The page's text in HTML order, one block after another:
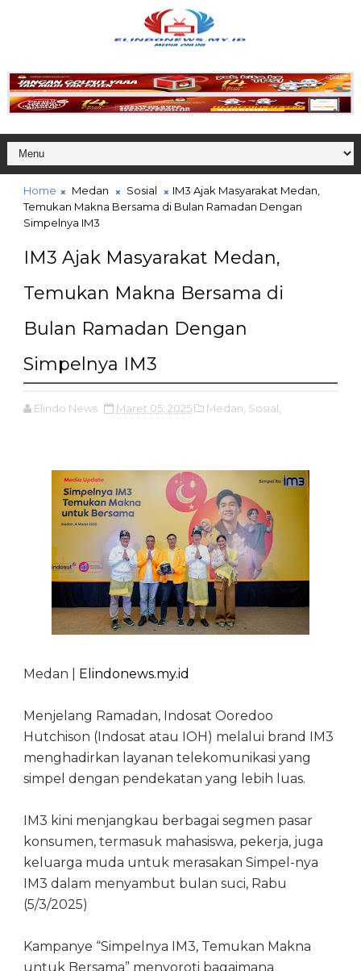
Home Medan Sosial
IM3 Ajak Masyarakat Medan,
Temukan Makna Bersama di Bulan Ramadan Dengan
Simpelnya IM3
IM3 Ajak Masyarakat Medan,
Temukan Makna Bersama di
Bulan Ramadan Dengan
Simpelnya IM3
Elindo News Maret 05, 2025 Medan, Sosial,
Medan | Elindonews.my.id
Menjelang Ramadan, Indosat Ooredoo
Hutchison (Indosat atau IOH) melalui brand IM3
menghadirkan layanan telekomunikasi yang
simpel dengan pendekatan yang lebih luas.
IM3 kini menjangkau berbagai segmen pasar
konsumen, termasuk mahasiswa, pekerja, juga
keluarga muda untuk merasakan Simpel-nya
IM3 dalam menyambut bulan suci, Rabu
(5/3/2025)
Kampanye “Simpelnya IM3, Temukan Makna
untuk Bersama” menyoroti bagaimana